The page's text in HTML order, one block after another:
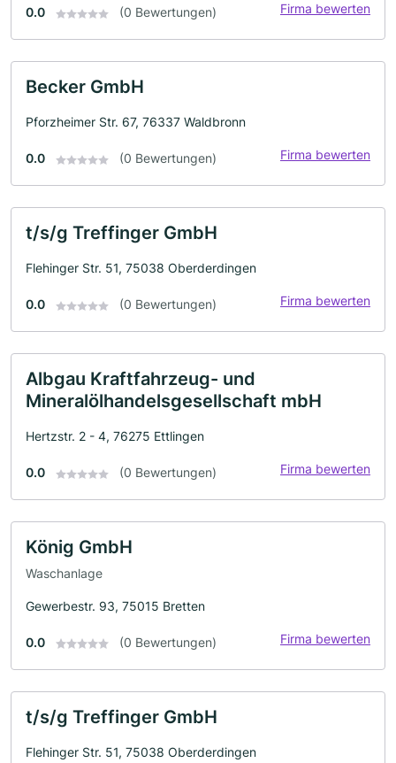
0.0 (0 Bewertungen) Firma bewerten
Becker GmbH
Pforzheimer Str. 67, 76337 Waldbronn
0.0 (0 Bewertungen) Firma bewerten
t/s/g Treffinger GmbH
Flehinger Str. 51, 75038 Oberderdingen
0.0 (0 Bewertungen) Firma bewerten
Albgau Kraftfahrzeug- und
Mineralölhandelsgesellschaft mbH
Hertzstr. 2 - 4, 76275 Ettlingen
0.0 (0 Bewertungen) Firma bewerten
König GmbH
Waschanlage
Gewerbestr. 93, 75015 Bretten
0.0 (0 Bewertungen) Firma bewerten
t/s/g Treffinger GmbH
Flehinger Str. 51, 75038 Oberderdingen